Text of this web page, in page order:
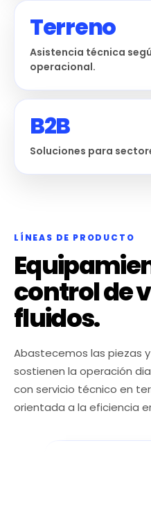
Terreno
Asistencia técnica
operacional.
B2B
Soluciones para
LÍNEAS DE PRODUCTO
control de
fluidos.
Abastecemos las piezas
sostienen la operación
con servicio técnico en
orientada a la eficiencia